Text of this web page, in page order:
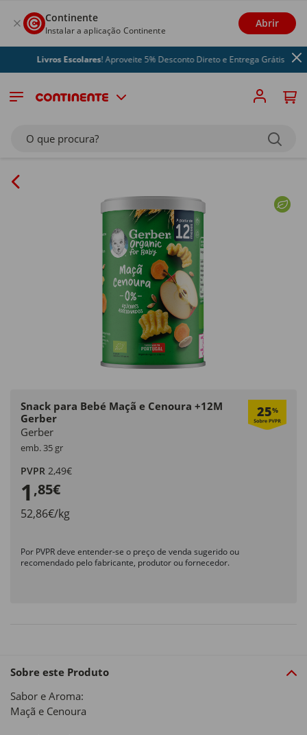
Continente
Instalar a aplicação Continente
Abrir
Livros Escolares! Aproveite 5% Desconto Direto e Entrega Grátis
O que procura?
Snack para Bebé Maçã e Cenoura +12M
Gerber
25%
Gerber
emb. 35 gr
PVPR 2,49€
1 ,85€
52,86€/kg
Por PVPR deve entender-se o preço de venda sugerido ou
recomendado pelo fabricante, produtor ou fornecedor.
Sobre este Produto
Sabor e Aroma:
Maçã e Cenoura